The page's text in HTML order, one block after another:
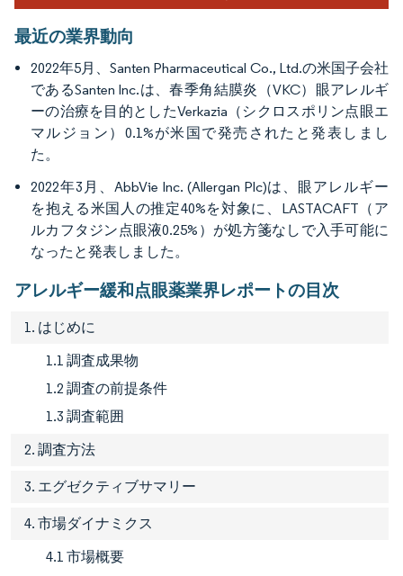
最近の業界動向
2022年5月、Santen Pharmaceutical Co., Ltd.の米国子会社
であるSanten Inc.は、春季角結膜炎（VKC）眼アレルギ
ーの治療を目的としたVerkazia（シクロスポリン点眼エ
マルジョン）0.1%が米国で発売されたと発表しまし
た。
2022年3月、AbbVie Inc. (Allergan Plc)は、眼アレルギー
を抱える米国人の推定40%を対象に、LASTACAFT（ア
ルカフタジン点眼液0.25%）が処方箋なしで入手可能に
なったと発表しました。
アレルギー緩和点眼薬業界レポートの目次
1. はじめに
1.1 調査成果物
1.2 調査の前提条件
1.3 調査範囲
2. 調査方法
3. エグゼクティブサマリー
4. 市場ダイナミクス
4.1 市場概要